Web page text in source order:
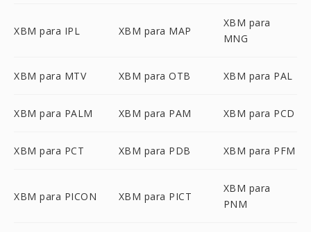
XBM para IPL XBM para MAP
XBM para
MNG
XBM para MTV XBM para OTB XBM para PAL
XBM para PALM XBM para PAM XBM para PCD
XBM para PCT XBM para PDB XBM para PFM
XBM para PICON XBM para PICT
XBM para
PNM